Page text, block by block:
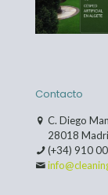
Contacto
C. Diego
28018
(+34) 910